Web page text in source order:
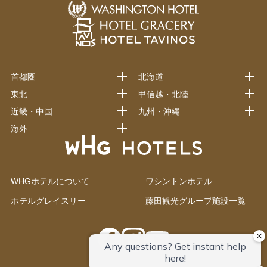
WHGホテルについて ワシントンホテル
ホテルグレイスリー 藤田観光グループ施設一覧
首都圏
北海道
東北
甲信越・北陸
近畿・中国
九州・沖縄
海外